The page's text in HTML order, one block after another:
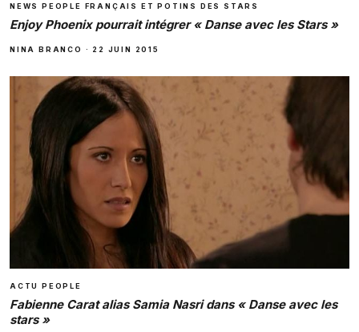
NEWS PEOPLE FRANÇAIS ET POTINS DES STARS
Enjoy Phoenix pourrait intégrer « Danse avec les Stars »
NINA BRANCO · 22 JUIN 2015
ACTU PEOPLE
Fabienne Carat alias Samia Nasri dans « Danse avec les
stars »